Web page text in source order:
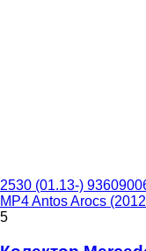
2530 (01.13-)
MP4 Antos Arocs
5